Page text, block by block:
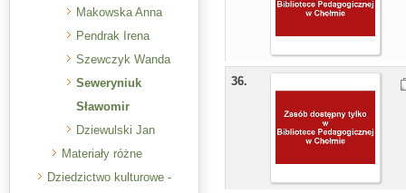
Makowska Anna
Pendrak Irena
Szewczyk Wanda
Seweryniuk
Sławomir
Dziewulski Jan
Materiały różne
Dziedzictwo kulturowe -
36.